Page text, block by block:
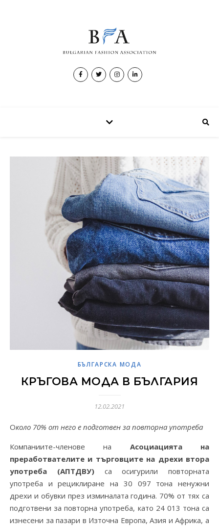
БЪЛГАРСКА МОДА
КРЪГОВА МОДА В БЪЛГАРИЯ
12.02.2021
Около 70% от него е подготвен за повторна употреба
Компаниите-членове на Асоциацията на
преработвателите и търговците на дрехи втора
употреба (АПТДВУ)са осигурили повторната
употреба и рециклиране на 30 097 тона ненужни
дрехи и обувки през изминалата година. 70% от тях са
подготвени за повторна употреба, като 24 013 тона са
изнесени за пазари в Източна Европа, Азия и Африка, а